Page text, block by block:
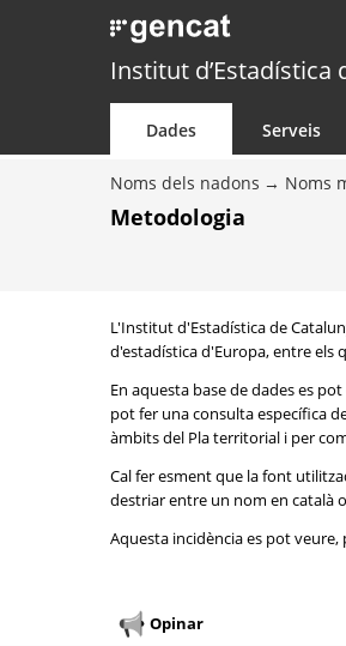
Institut d’Estadística
Dades Serveis
Noms dels nadons Noms
Metodologia
L'Institut d'Estadística de
d'estadística d'Europa, entre els
En aquesta base de dades es
pot fer una consulta específica
àmbits del Pla territorial i per
Cal fer esment que la font
destriar entre un nom en català
Aquesta incidència es pot veure,
Opinar